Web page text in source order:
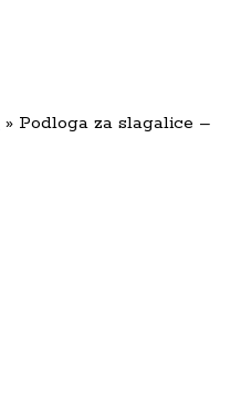
» Podloga za slagalice –